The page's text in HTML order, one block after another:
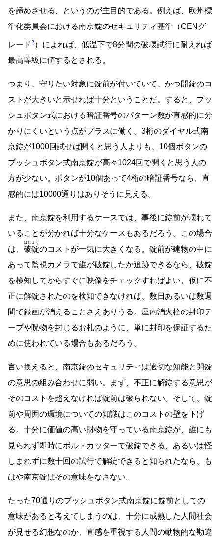
を諦めさせる、というのが主目的である。例えば、欧州標
準化委員会における南京錠のセキュリティ基準（CENグ
レード2）によれば、低温下で8分間の破壊試行に耐えれば
最高等級に値するとされる。
つまり、守りたい対象に錠前が付いていて、かつ開錠のコ
ストが大きいと示せれば十分ということだ。すると、プッ
シュボタン式における暗証番号のパターン数が直感的に分
かりにくいという点がプラスに働く。3桁のダイヤル式南
京錠が1000回試せば開くと思う人よりも、10個ボタンの
プッシュボタン式南京錠が高々1024回で開くと思う人の
方が少ない。ボタンが10個あって4桁の暗証番号なら、直
感的には10000通りはありそうに見える。
また、南京錠を利用するケースでは、事後に錠前が壊れて
いることが分かれば十分なケースもあるだろう。この場合
は、 破錠
はじょう
のコストが一気に大きくなる。錠前が建物の中に
あって監視カメラで誰が破錠したか追跡できるなら、破錠
を検知してからすぐに映像をチェックすればよい。仮に不
正に解錠されたのを検知できなければ、数日あるいは数週
間で録画が消えることさえありうる。屋内消火栓の封印テ
ープや呪物を封じるお札のように、単に封印を保証するた
めに使われている場合もあるだろう。
言い換えると、南京錠のセキュリティは適切な知能と開錠
の意思の組み合わせに弱い。まず、不正に解錠する意思が
そのコストを超えなければ錠前は破られない。そして、錠
前や周囲の環境についての知識はこのコストの壁を下げ
る。十分に価値の高い財物を守っている南京錠が、誰にも
見られず即時にボルトカッターで破錠できる、あるいは怪
しまれずに数十回の試行で解錠できると知られたなら、も
はや南京錠はその意味をなさない。
たった70通りのプッシュボタン式南京錠に錠前としての
意味があると考えてしまうのは、十分に成熟した人間社会
が見せる幻想なのか、直感を重視する人間の動物的な勘違